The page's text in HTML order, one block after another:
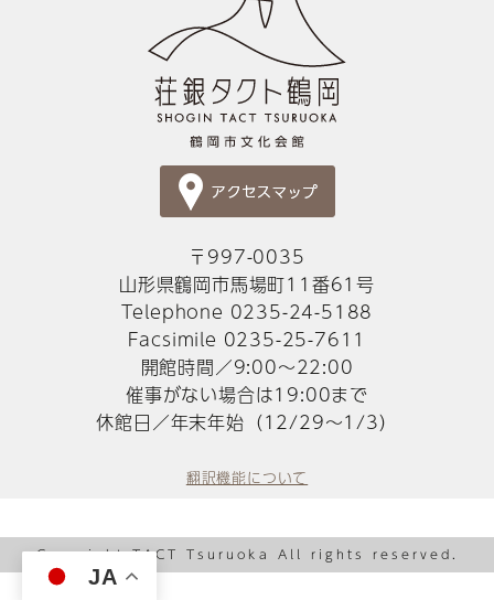
翻訳機能について
〒997-0035
山形県鶴岡市馬場町11番61号
Telephone 0235-24-5188
Facsimile 0235-25-7611
開館時間／9:00～22:00
催事がない場合は19:00まで
休館日／年末年始（12/29～1/3）
Copyright TACT Tsuruoka All rights reserved.
JA